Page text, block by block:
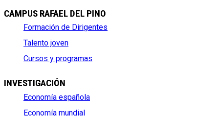
CAMPUS RAFAEL DEL PINO
Formación de Dirigentes
Talento joven
Cursos y programas
INVESTIGACIÓN
Economía española
Economía mundial